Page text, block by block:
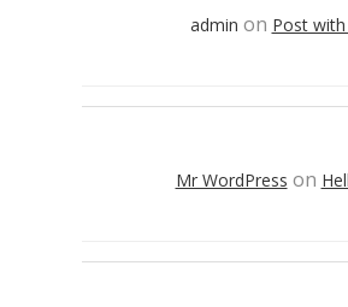
admin on Post
Mr WordPress on